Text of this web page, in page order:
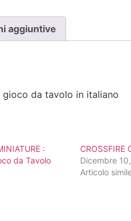
aggiuntive
gioco da tavolo in italiano
:
da Tavolo
CROSSFIRE
Dicembre
Articolo